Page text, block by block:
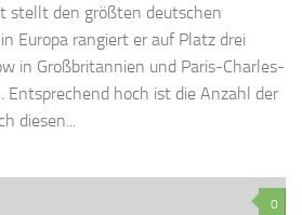
stellt den größten deutschen
Europa rangiert er auf Platz drei
in Großbritannien und Paris-Charles-
Entsprechend hoch ist die Anzahl der
diesen...
0